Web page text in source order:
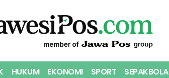
HUKUM EKONOMI SPORT SEPAKBOLA